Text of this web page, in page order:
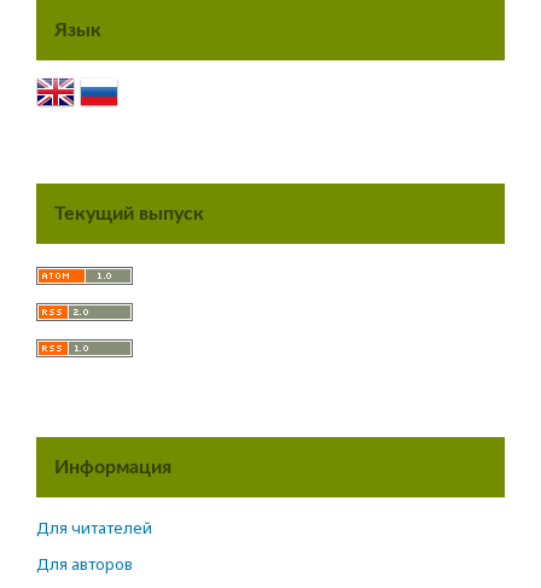
Язык
Текущий выпуск
Информация
Для читателей
Для авторов